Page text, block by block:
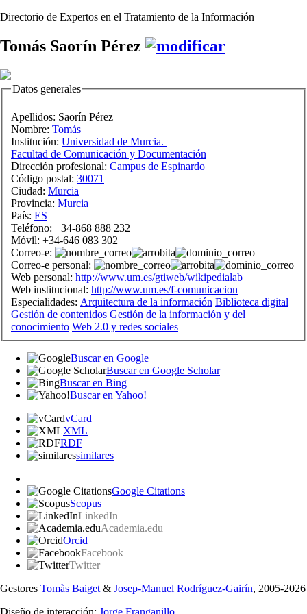
Directorio de Expertos en el Tratamiento de la Información
Tomás Saorín Pérez
Datos generales
Apellidos: Saorín Pérez
Nombre: Tomás
Institución: Universidad de Murcia.
Facultad de Comunicación y Documentación
Dirección profesional: Campus de Espinardo
Código postal: 30071
Ciudad: Murcia
Provincia: Murcia
País: ES
Teléfono: +34-868 888 232
Móvil: +34-646 083 302
Correo-e:
Correo-e personal:
Web personal: http://www.um.es/gtiweb/wikipedialab
Web institucional: http://www.um.es/f-comunicacion
Especialidades: Arquitectura de la información Biblioteca digital
Gestión de contenidos Gestión de la información y del
conocimiento Web 2.0 y redes sociales
Buscar en Google
Buscar en Google Scholar
Buscar en Bing
Buscar en Yahoo!
vCard
XML
RDF
similares
Google Citations
Scopus
LinkedIn
Academia.edu
Orcid
Facebook
Twitter
Gestores Tomàs Baiget& Josep-Manuel Rodríguez-Gairín, 2005-2026